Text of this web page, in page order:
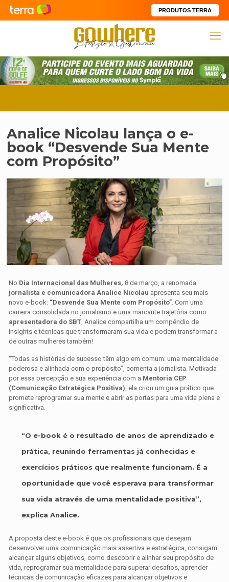
PRODUTOS TERRA
Analice Nicolau lança o e-
book “Desvende Sua Mente
com Propósito”
No Dia Internacional das Mulheres, 8 de março, a renomada
jornalista e comunicadora Analice Nicolau apresenta seu mais
novo e-book: “Desvende Sua Mente com Propósito”. Com uma
carreira consolidada no jornalismo e uma marcante trajetória como
apresentadora do SBT, Analice compartilha um compêndio de
insights e técnicas que transformaram sua vida e podem transformar a
de outras mulheres também!
“Todas as histórias de sucesso têm algo em comum: uma mentalidade
poderosa e alinhada com o propósito”, comenta a jornalista. Motivada
por essa percepção e sua experiência com a Mentoria CEP
(Comunicação Estratégica Positiva), ela criou um guia prático que
promete reprogramar sua mente e abrir as portas para uma vida plena e
significativa.
“O e-book é o resultado de anos de aprendizado e
prática, reunindo ferramentas já conhecidas e
exercícios práticos que realmente funcionam. É a
oportunidade que você esperava para transformar
sua vida através de uma mentalidade positiva”,
explica Analice.
A proposta deste e-book é que os profissionais que desejam
desenvolver uma comunicação mais assertiva e estratégica, consigam
alcançar alguns objetivos, como descobrir e alinhar seu propósito de
vida, reprogramar sua mentalidade para superar desafios, aprender
técnicas de comunicação eficazes para alcançar objetivos e